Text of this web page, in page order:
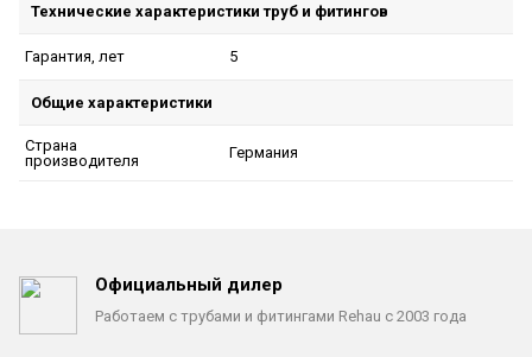
Технические характеристики труб и фитингов
Гарантия, лет 5
Общие характеристики
Страна
производителя
Германия
Официальный дилер
Работаем с трубами и фитингами Rehau с 2003 года